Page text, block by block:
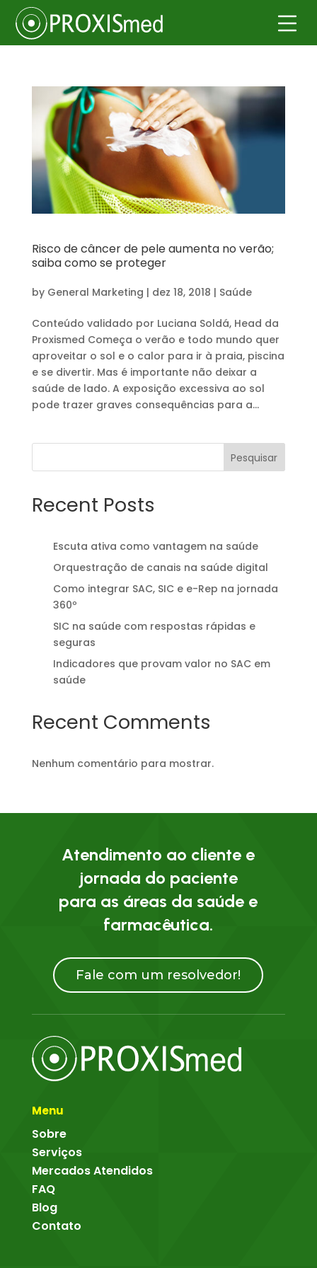
Risco de câncer de pele aumenta no verão;
saiba como se proteger
by General Marketing | dez 18, 2018 | Saúde
Conteúdo validado por Luciana Soldá, Head da
Proxismed Começa o verão e todo mundo quer
aproveitar o sol e o calor para ir à praia, piscina
e se divertir. Mas é importante não deixar a
saúde de lado. A exposição excessiva ao sol
pode trazer graves consequências para a...
Pesquisar
Recent Posts
Escuta ativa como vantagem na saúde
Orquestração de canais na saúde digital
Como integrar SAC, SIC e e-Rep na jornada
360º
SIC na saúde com respostas rápidas e
seguras
Indicadores que provam valor no SAC em
saúde
Recent Comments
Nenhum comentário para mostrar.
Atendimento ao cliente e
jornada do paciente
para as áreas da saúde e
farmacêutica.
Fale com um resolvedor!
Menu
Sobre
Serviços
Mercados Atendidos
FAQ
Blog
Contato